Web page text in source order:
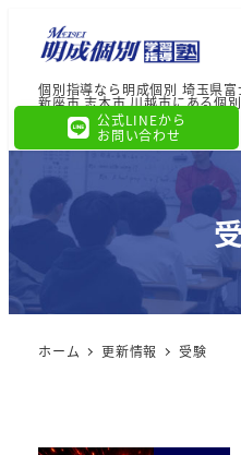
個別指導なら明成個別 埼玉県
新座市,志木市,川越市にある個
公式LINEから
お問い合わせ
ホーム 更新情報 受験